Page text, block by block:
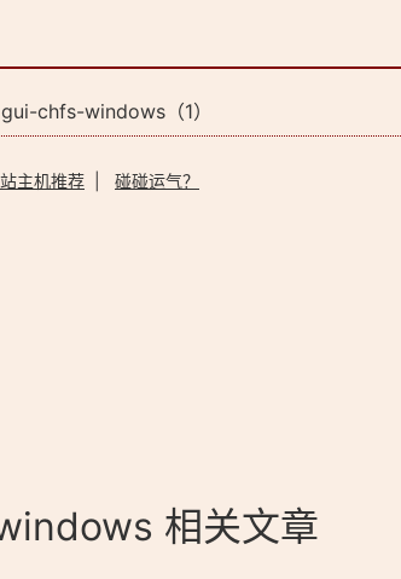
chfs-windows（1）
主机推荐 碰碰运气？
相关文章